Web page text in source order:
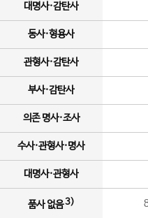
대명사·감탄사
동사·형용사
관형사·감탄사
부사·감탄사
의존 명사·조사
수사·관형사·명사
대명사·관형사
품사 없음3)